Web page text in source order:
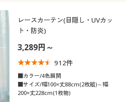
レースカーテン(目隠し・UVカッ
ト・防炎)
3,289円～
912件
■カラー/4色展開
■サイズ/幅100×丈88cm(2枚組)～幅
200×丈228cm(1枚物)